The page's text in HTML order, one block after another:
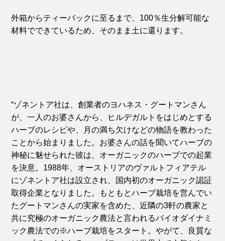
外箱からティーバックに至るまで、100％生分解可能な
材料でできているため、そのまま土に還ります。
“ゾネントア社は、創業者のヨハネス・グートマンさん
が、一人のお婆さんから、ヒルデガルトをはじめとする
ハーブのレシピや、月の満ち欠けなどの物語を教わった
ことから始まりました。お婆さんの話を聞いてハーブの
神秘に魅せられた彼は、オーガニックのハーブでの起業
を決意。1988年、オーストリアのヴァルトフィアテル
にゾネントア社は設立され、国内初のオーガニック認証
取得企業となりました。もともとハーブ栽培を営んでい
たグートマンさんの実家を含めた、近隣の3軒の農家と
共に究極のオーガニック農法と言われるバイオダイナミ
ック農法での※ハーブ栽培をスタート。やがて、良質な